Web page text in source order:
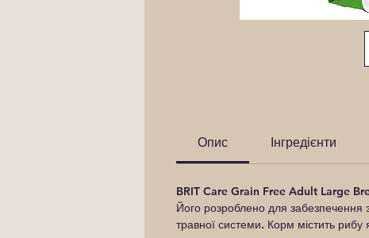
Опис Інгредієнти
BRIT Care Grain Free Adult Large
Його розроблено для забезпечення
травної системи. Корм містить